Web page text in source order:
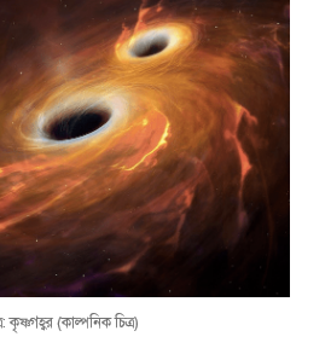
কৃষ্ণগহ্বর (কাল্পনিক চিত্র)